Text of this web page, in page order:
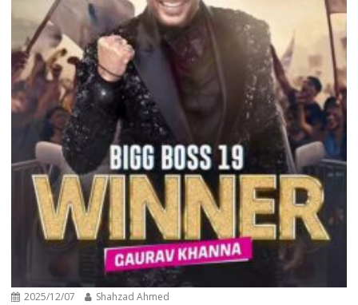
2025/12/07 Shahzad Ahmed